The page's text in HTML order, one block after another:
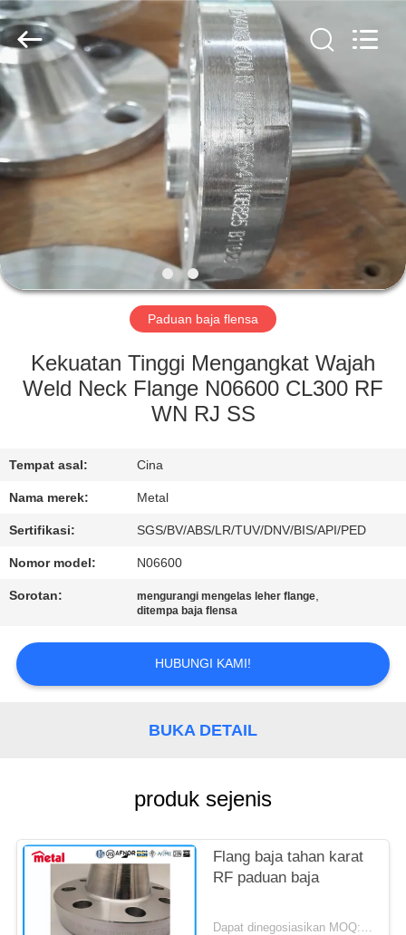
RUMAH
PRODUK
KAMI
TUR
KONTROL
HUBUNGI
KAMI
BERITA
SITEMAP
TOBO
STEEL
GROUP
CHINA.
All
Rights
Reserved.
Paduan baja flensa
Kekuatan Tinggi Mengangkat Wajah
Weld Neck Flange N06600 CL300 RF
WN RJ SS
Tempat asal: Cina
Nama merek: Metal
Sertifikasi: SGS/BV/ABS/LR/TUV/DNV/BIS/API/PED
Nomor model: N06600
Sorotan: mengurangi mengelas leher flange,
ditempa baja flensa
HUBUNGI KAMI!
BUKA DETAIL
produk sejenis
Flang baja tahan karat
RF paduan baja
Dapat dinegosiasikan MOQ:1pc